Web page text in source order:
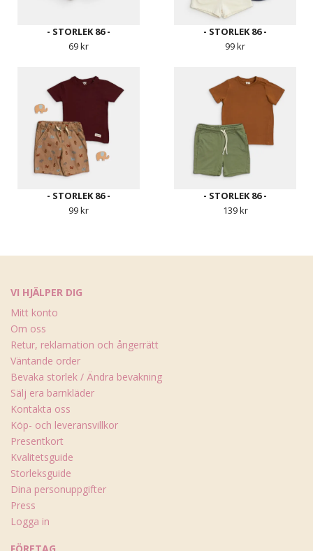
- STORLEK 86 -
69 kr
- STORLEK 86 -
99 kr
- STORLEK 86 -
99 kr
- STORLEK 86 -
139 kr
VI HJÄLPER DIG
Mitt konto
Om oss
Retur, reklamation och ångerrätt
Väntande order
Bevaka storlek / Ändra bevakning
Sälj era barnkläder
Kontakta oss
Köp- och leveransvillkor
Presentkort
Kvalitetsguide
Storleksguide
Dina personuppgifter
Press
Logga in